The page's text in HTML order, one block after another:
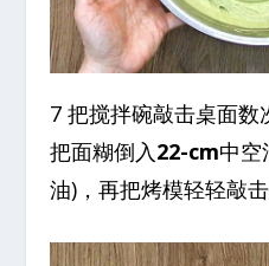
7 把搅拌碗敲击桌面
把面糊倒入22-cm中空
油)，再把烤模轻轻敲击